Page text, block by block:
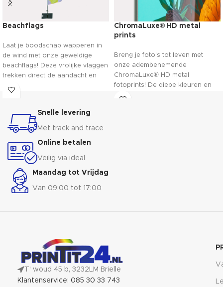
Beachflags
Laat je boodschap wapperen in
de wind met onze geweldige
beachflags! Deze vrolijke vlaggen
trekken direct de aandacht en
geven een feestelijke sfeer aan
klaar om indruk te maken op het
publiek!
ChromaLuxe® HD metal
prints
Breng je foto's tot leven met
onze adembenemende
ChromaLuxe® HD metal
fotoprints! De diepe kleuren en
haarscherpe details laten je
Snelle levering
Met track and trace
Online betalen
Veilig via ideal
Maandag tot Vrijdag
Van 09:00 tot 17:00
T' woud 45 b, 3232LM Brielle
Klantenservice: 085 30 33 743